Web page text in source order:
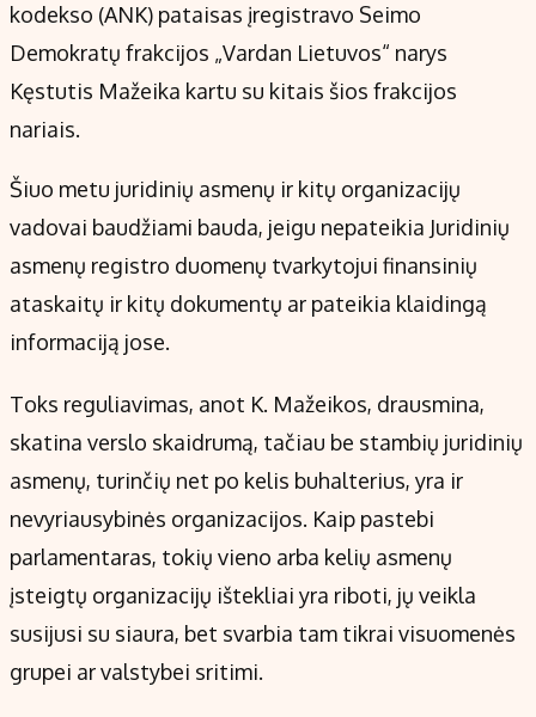
kodekso (ANK) pataisas įregistravo Seimo
Demokratų frakcijos „Vardan Lietuvos“ narys
Kęstutis Mažeika kartu su kitais šios frakcijos
nariais.
Šiuo metu juridinių asmenų ir kitų organizacijų
vadovai baudžiami bauda, jeigu nepateikia Juridinių
asmenų registro duomenų tvarkytojui finansinių
ataskaitų ir kitų dokumentų ar pateikia klaidingą
informaciją jose.
Toks reguliavimas, anot K. Mažeikos, drausmina,
skatina verslo skaidrumą, tačiau be stambių juridinių
asmenų, turinčių net po kelis buhalterius, yra ir
nevyriausybinės organizacijos. Kaip pastebi
parlamentaras, tokių vieno arba kelių asmenų
įsteigtų organizacijų ištekliai yra riboti, jų veikla
susijusi su siaura, bet svarbia tam tikrai visuomenės
grupei ar valstybei sritimi.